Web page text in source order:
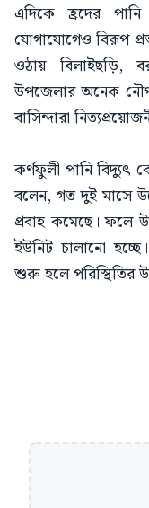
এদিকে হ্রদের
যোগাযোগেও বিরূপ
ওঠায় বিলাইছড়ি,
উপজেলার অনেক
বাসিন্দারা
কর্ণফুলী পানি বিদ্যুৎ
বলেন, গত দুই মাসে
প্রবাহ কমেছে। ফলে
ইউনিট চালানো
শুরু হলে পরিস্থিতির